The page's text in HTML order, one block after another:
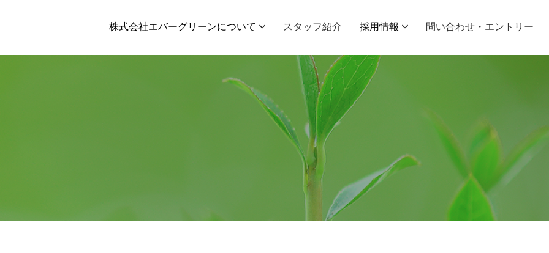
株式会社エバーグリーンについて スタッフ紹介 採用情報 問い合わせ・エントリー